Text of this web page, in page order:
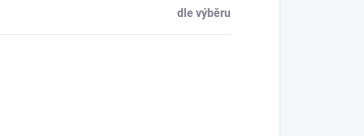
dle výběru